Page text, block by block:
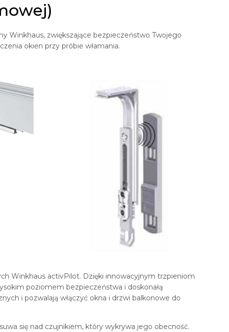
Winkhaus, zwiększające bezpieczeństwo Twojego
okien przy próbie włamania.
Winkhaus activPilot. Dzięki innowacyjnym trzpieniom
poziomem bezpieczeństwa i doskonałą
i pozwalają włączyć okna i drzwi balkonowe do
się nad czujnikiem, który wykrywa jego obecność.